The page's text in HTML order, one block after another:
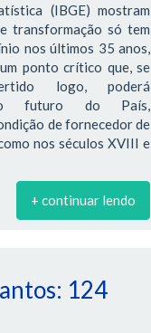
(IBGE) mostram
transformação só tem
nos últimos 35 anos,
ponto crítico que, se
logo, poderá
o futuro do País,
de fornecedor de
nos séculos XVIII e
+ continuar lendo
124